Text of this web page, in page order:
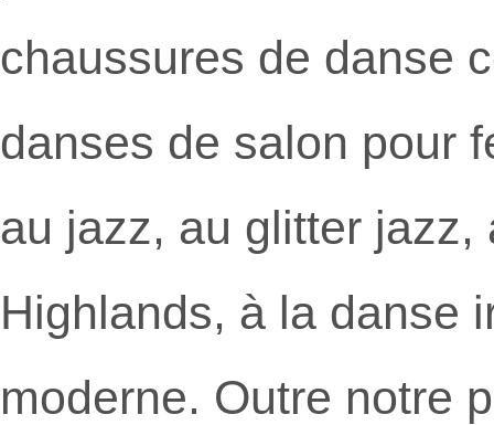
chaussures de danse
danses de salon pour
au jazz, au glitter
Highlands, à la danse
moderne. Outre notre